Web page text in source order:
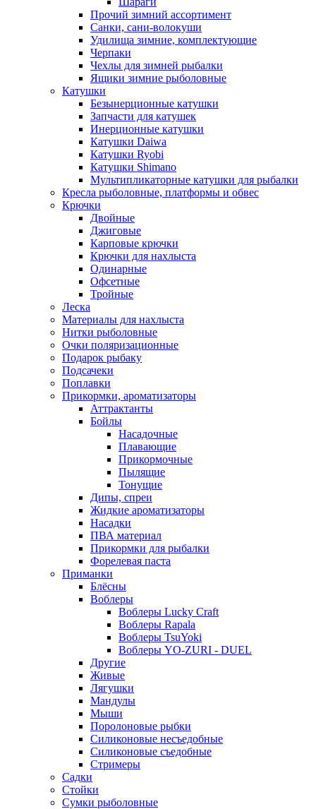
Прочий зимний ассортимент
Санки, сани-волокуши
Удилища зимние, комплектующие
Черпаки
Чехлы для зимней рыбалки
Ящики зимние рыболовные
Катушки
Безынерционные катушки
Запчасти для катушек
Инерционные катушки
Катушки Daiwa
Катушки Ryobi
Катушки Shimano
Мультипликаторные катушки для рыбалки
Кресла рыболовные, платформы и обвес
Крючки
Двойные
Джиговые
Карповые крючки
Крючки для нахлыста
Одинарные
Офсетные
Тройные
Леска
Материалы для нахлыста
Нитки рыболовные
Очки поляризационные
Подарок рыбаку
Подсачеки
Поплавки
Прикормки, ароматизаторы
Аттрактанты
Бойлы
Насадочные
Плавающие
Прикормочные
Пылящие
Тонущие
Дипы, спреи
Жидкие ароматизаторы
Насадки
ПВА материал
Прикормки для рыбалки
Форелевая паста
Приманки
Блёсны
Воблеры
Воблеры Lucky Craft
Воблеры Rapala
Воблеры TsuYoki
Воблеры YO-ZURI - DUEL
Другие
Живые
Лягушки
Мандулы
Мыши
Поролоновые рыбки
Силиконовые несъедобные
Силиконовые съедобные
Стримеры
Садки
Стойки
Сумки рыболовные